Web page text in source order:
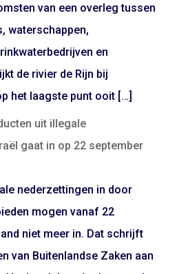
van een overleg tussen
waterschappen,
en
de rivier de Rijn bij
het laagste punt ooit […]
uit illegale
gaat in op 22 september
nederzettingen in door
mogen vanaf 22
niet meer in. Dat schrijft
van Buitenlandse Zaken aan